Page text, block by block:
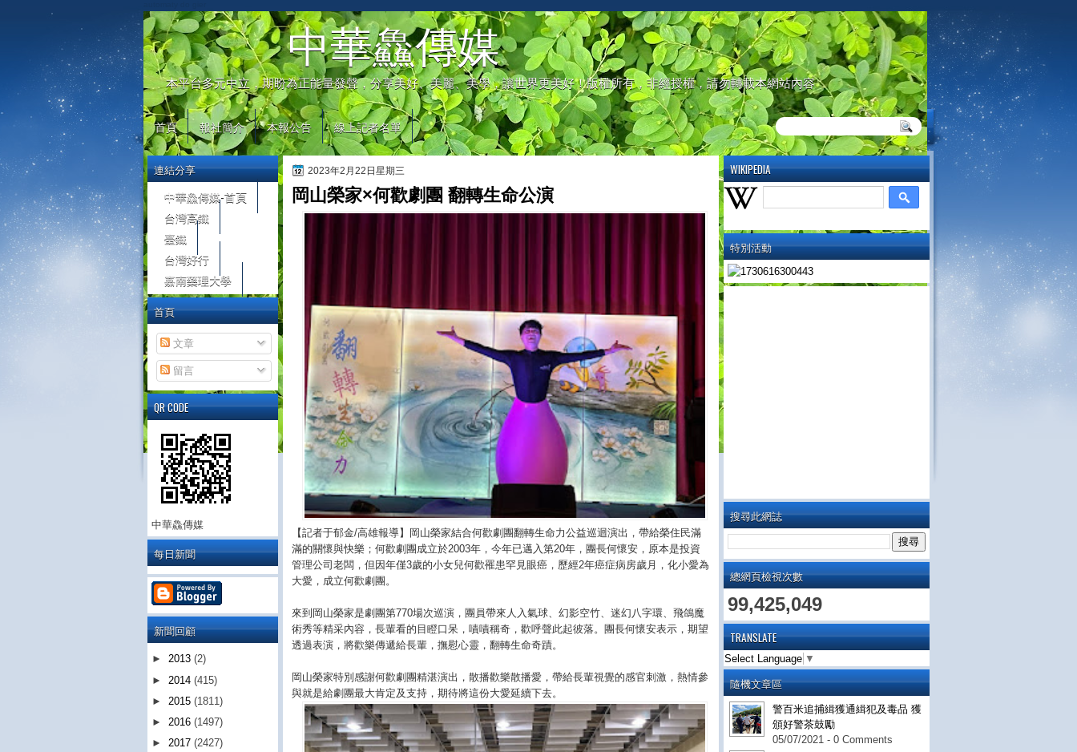
中華鱻傳媒
本平台多元中立，期盼為正能量發聲，分享美好、美麗、美學，讓世界更美好！版權所有，非經授權，請勿轉載本網站內容
首頁 報社簡介 本報公告 線上記者名單
WIKIPEDIA
特別活動
搜尋此網誌
總網頁檢視次數
99,425,049
TRANSLATE
Select Language ▼
隨機文章區
警百米追捕緝獲通緝犯及毒品 獲
頒好警茶鼓勵
05/07/2021 - 0 Comments
2023年2月22日星期三
岡山榮家×何歡劇團 翻轉生命公演
【記者于郁金/高雄報導】岡山榮家結合何歡劇團翻轉生命力公益巡迴演出，帶給榮住民滿
滿的關懷與快樂；何歡劇團成立於2003年，今年已邁入第20年，團長何懷安，原本是投資
管理公司老闆，但因年僅3歲的小女兒何歡罹患罕見眼癌，歷經2年癌症病房歲月，化小愛為
大愛，成立何歡劇團。
來到岡山榮家是劇團第770場次巡演，團員帶來人入氣球、幻影空竹、迷幻八字環、飛鴿魔
術秀等精采內容，長輩看的目瞪口呆，嘖嘖稱奇，歡呼聲此起彼落。團長何懷安表示，期望
透過表演，將歡樂傳遞給長輩，撫慰心靈，翻轉生命奇蹟。
岡山榮家特別感謝何歡劇團精湛演出，散播歡樂散播愛，帶給長輩視覺的感官刺激，熱情參
與就是給劇團最大肯定及支持，期待將這份大愛延續下去。
連結分享
中華鱻傳媒-首頁
台灣高鐵
臺鐵
台灣好行
嘉南藥理大學
首頁
文章
留言
QR CODE
中華鱻傳媒
每日新聞
新聞回顧
► 2013 (2)
► 2014 (415)
► 2015 (1811)
► 2016 (1497)
► 2017 (2427)